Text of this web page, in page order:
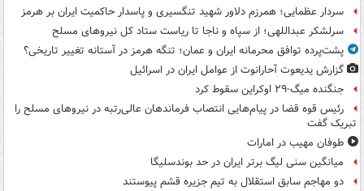
سردار عظمایی؛ همرزم دلاور شهید تنگسیری و پاسدار حاکمیت ایران بر هرمز
سرلشکر عبداللهی؛ از سپاه و ناجا تا ریاست ستاد کل نیروهای مسلح
پشت‌پرده توافق محرمانه ایران و عمان؛ تنگه هرمز در آستانه تغییر تاریخی؟
گزارش یدیعوت آحارانوت از عوامل ایران در اسرائیل
جنگنده میگ-۲۹ اوکراین سقوط کرد
رئیس قوه قضا در پیام‌هایی انتصاب‌ فرماندهان عالی‌رتبه در نیروهای مسلح را
تبریک گفت
طوفان مهیب در امارات
میانگین سنی لیگ برتر ایران در حد بوندسلیگا
دو مهاجم سابق استقلال به تیم جزیره قشم پیوستند